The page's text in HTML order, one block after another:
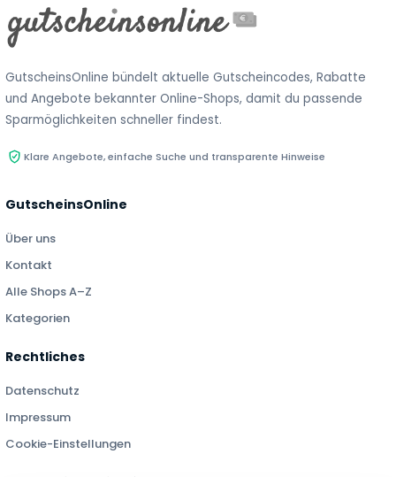
GutscheinsOnline bündelt aktuelle Gutscheincodes, Rabatte
und Angebote bekannter Online-Shops, damit du passende
Sparmöglichkeiten schneller findest.
Klare Angebote, einfache Suche und transparente Hinweise
GutscheinsOnline
Über uns
Kontakt
Alle Shops A–Z
Kategorien
Rechtliches
Datenschutz
Impressum
Cookie-Einstellungen